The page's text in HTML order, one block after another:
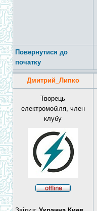
Повернутися до
початку
Дмитрий_Липко
Творець
електромобіля, член
клубу